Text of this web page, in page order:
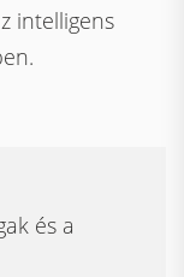
intelligens
és a